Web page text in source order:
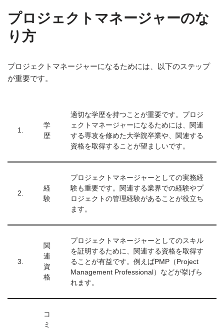
プロジェクトマネージャーのな
り方
プロジェクトマネージャーになるためには、以下のステップ
が重要です。
1.
学
歴
適切な学歴を持つことが重要です。プロジ
ェクトマネージャーになるためには、関連
する専攻を修めた大学院卒業や、関連する
資格を取得することが望ましいです。
2.
経
験
プロジェクトマネージャーとしての実務経
験も重要です。関連する業界での経験やプ
ロジェクトの管理経験があることが役立ち
ます。
3.
関
連
資
格
プロジェクトマネージャーとしてのスキル
を証明するために、関連する資格を取得す
ることが有益です。例えばPMP（Project
Management Professional）などが挙げら
れます。
コ
ミ